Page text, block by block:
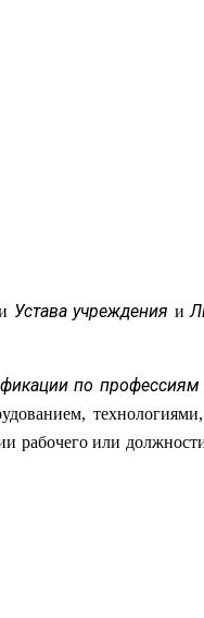
Устава учреждения и
по
рабочего или